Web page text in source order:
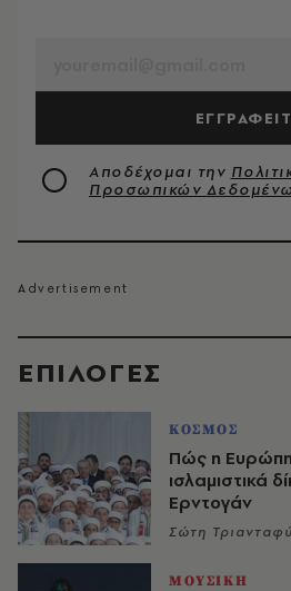
EΠΙΛΟΓΈΣ
ΚΟΣΜΟΣ
Πώς η Ευρώπη
ισλαμιστικά
Ερντογάν
Σώτη
ΜΟΥΣΙΚΗ
Αποδέχομαι την
Προσωπικών